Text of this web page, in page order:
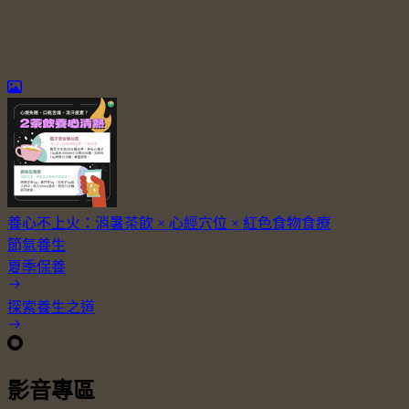
養心不上火：消暑茶飲 × 心經穴位 × 紅色食物食療
節氣養生
夏季保養
探索養生之道
影音專區